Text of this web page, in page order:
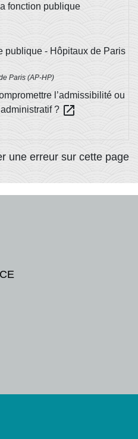
fonction publique
publique - Hôpitaux de Paris
Paris (AP-HP)
l’admissibilité ou
? open_in_new
une erreur sur cette page